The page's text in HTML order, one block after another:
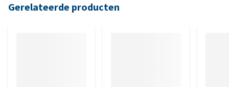
Gerelateerde producten